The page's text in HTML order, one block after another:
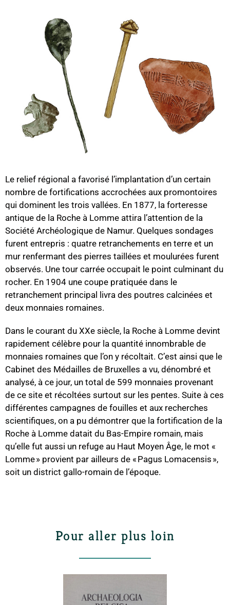
Le relief régional a favorisé l’implantation d’un certain
nombre de fortifications accrochées aux promontoires
qui dominent les trois vallées. En 1877, la forteresse
antique de la Roche à Lomme attira l’attention de la
Société Archéologique de Namur. Quelques sondages
furent entrepris : quatre retranchements en terre et un
mur renfermant des pierres taillées et moulurées furent
observés. Une tour carrée occupait le point culminant du
rocher. En 1904 une coupe pratiquée dans le
retranchement principal livra des poutres calcinées et
deux monnaies romaines.
Dans le courant du XXe siècle, la Roche à Lomme devint
rapidement célèbre pour la quantité innombrable de
monnaies romaines que l’on y récoltait. C’est ainsi que le
Cabinet des Médailles de Bruxelles a vu, dénombré et
analysé, à ce jour, un total de 599 monnaies provenant
de ce site et récoltées surtout sur les pentes. Suite à ces
différentes campagnes de fouilles et aux recherches
scientifiques, on a pu démontrer que la fortification de la
Roche à Lomme datait du Bas-Empire romain, mais
qu’elle fut aussi un refuge au Haut Moyen Âge, le mot «
Lomme » provient par ailleurs de « Pagus Lomacensis »,
soit un district gallo-romain de l’époque.
Pour aller plus loin